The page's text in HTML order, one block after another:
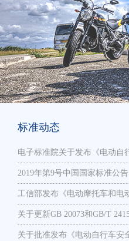
标准动态
电子标准院关于发布《电动自
2019年第9号中国国家标准公告
工信部发布《电动摩托车和电
关于更新GB 20073和GB/T
关于批准发布《电动自行车安